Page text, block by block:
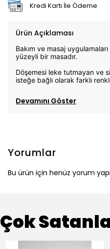
Kredi Kartı İle Ödeme
Ürün Açıklaması
Bakım ve masaj
yüzeyli bir masadır.
Döşemesi leke tutmayan ve
isteğe bağlı olarak farklı
Devamını Göster
Yorumlar
Bu ürün için henüz yorum
Çok